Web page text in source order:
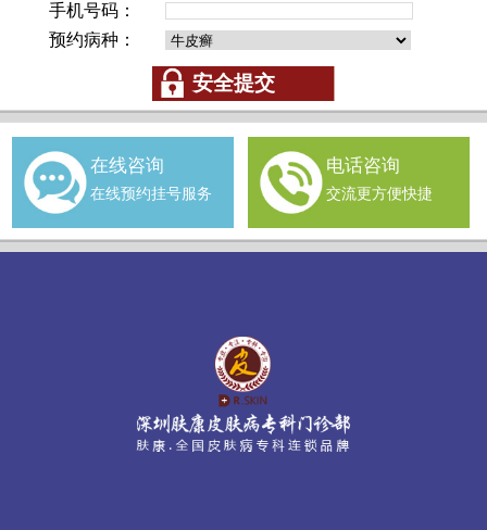
手机号码：
预约病种：
在线咨询
在线预约挂号服务
电话咨询
交流更方便快捷